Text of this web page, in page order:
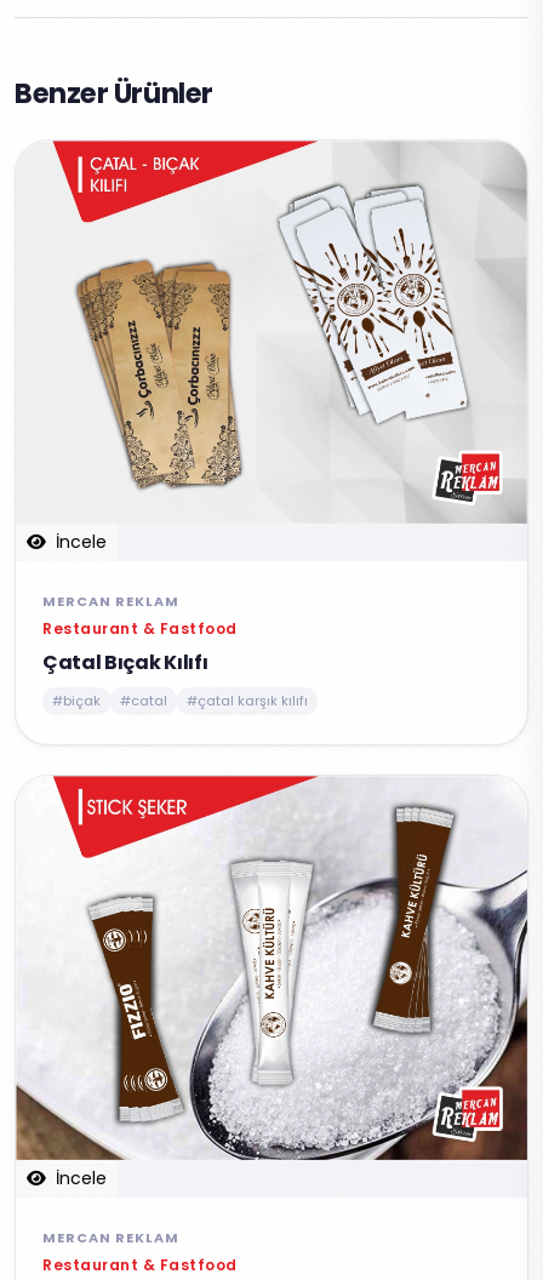
Benzer Ürünler
İncele
MERCAN REKLAM
Restaurant & Fastfood
Çatal Bıçak Kılıfı
#biçak #catal #çatal karşık kılıfı
İncele
MERCAN REKLAM
Restaurant & Fastfood